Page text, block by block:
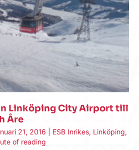
Linköping City Airport till
Åre
21, 2016 ESB Inrikes, Linköping,
of reading